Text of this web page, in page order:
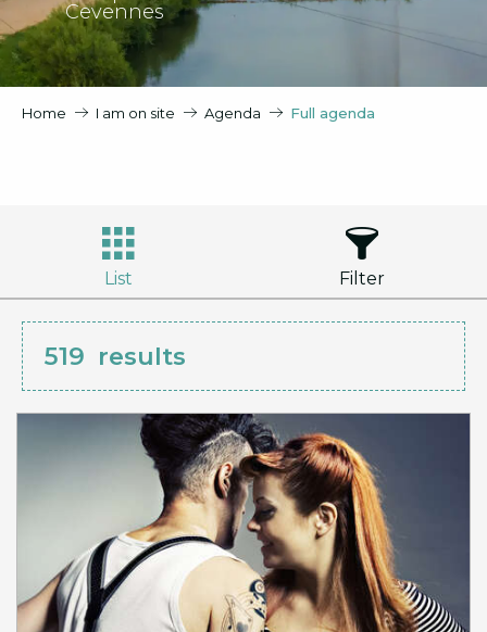
Cevennes
Home I am on site Agenda Full agenda
List Filter
519 results